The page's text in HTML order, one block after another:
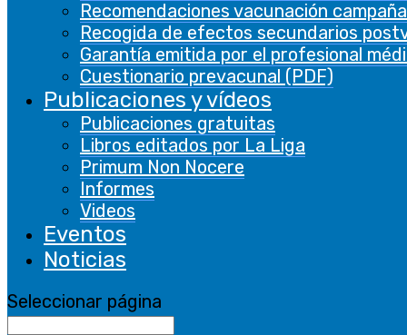
Recomendaciones vacunación
Recogida de efectos secundarios
Garantía emitida por el profesional
Cuestionario prevacunal (PDF)
Publicaciones y vídeos
Publicaciones gratuitas
Libros editados por La Liga
Primum Non Nocere
Informes
Videos
Eventos
Noticias
Seleccionar página
LIGA PARA LA LIBERTAD
DE VACUNACIÓN
N.º de inscripción en el Registro de
Asociaciones: 107.435
CONTACTA
Formulario de contacto